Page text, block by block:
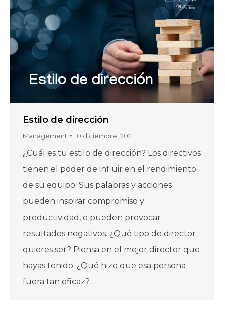
Estilo de dirección
Management 10 diciembre, 2021
¿Cuál es tu estilo de dirección? Los directivos
tienen el poder de influir en el rendimiento
de su equipo. Sus palabras y acciones
pueden inspirar compromiso y
productividad, o pueden provocar
resultados negativos. ¿Qué tipo de director
quieres ser? Piensa en el mejor director que
hayas tenido. ¿Qué hizo que esa persona
fuera tan eficaz?…